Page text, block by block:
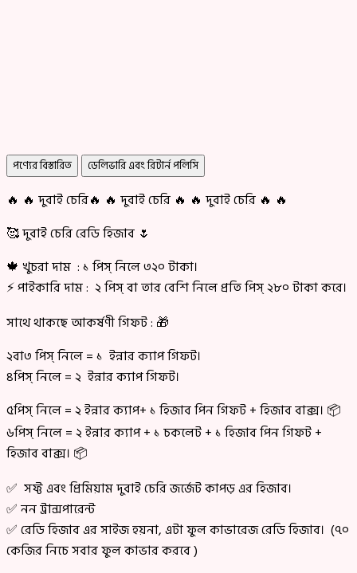
পণ্যের বিস্তারিত ডেলিভারি এবং রিটার্ন পলিসি
🔥 🔥 দুবাই চেরি🔥 🔥 দুবাই চেরি 🔥 🔥 দুবাই চেরি 🔥 🔥
🥰 দুবাই চেরি রেডি হিজাব 🌷
🍁 খুচরা দাম : ১ পিস্ নিলে ৩২০ টাকা।
⚡ পাইকারি দাম : ২ পিস্ বা তার বেশি নিলে প্রতি পিস্ ২৮০ টাকা করে।
সাথে থাকছে আকর্ষণী গিফট : 🎁
২বা৩ পিস্ নিলে = ১ ইন্নার ক্যাপ গিফট।
৪পিস্ নিলে = ২ ইন্নার ক্যাপ গিফট।
৫পিস্ নিলে = ২ ইন্নার ক্যাপ+ ১ হিজাব পিন গিফট + হিজাব বাক্স। 📦
৬পিস্ নিলে = ২ ইন্নার ক্যাপ + ১ চকলেট + ১ হিজাব পিন গিফট +
হিজাব বাক্স। 📦
✅ সফ্ট এবং প্রিমিয়াম দুবাই চেরি জর্জেট কাপড় এর হিজাব।
✅ নন ট্রান্সপারেন্ট
✅ রেডি হিজাব এর সাইজ হয়না, এটা ফুল কাভারেজ রেডি হিজাব। (৭০
কেজির নিচে সবার ফুল কাভার করবে )